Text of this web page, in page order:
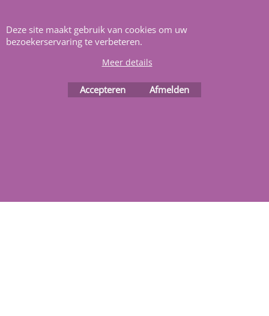
Deze site maakt gebruik van cookies om uw
bezoekerservaring te verbeteren.
Meer details
Accepteren Afmelden